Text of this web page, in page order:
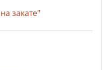
закате"